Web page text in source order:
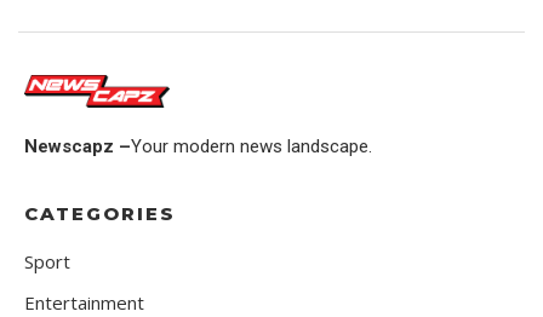
Newscapz –Your modern news landscape.
CATEGORIES
Sport
Entertainment